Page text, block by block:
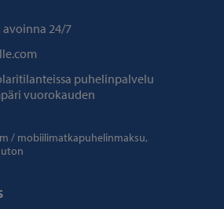
avoinna 24/7
puhelinpalvelu
vuorokauden
/ mobiilimatkapuhelinmaksu,